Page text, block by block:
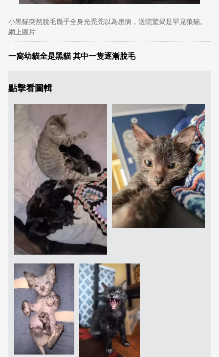
小黑貓突然脫毛幾乎全身光禿禿以為患病，送院驚揭是罕見狼貓。
網上圖片
一窩幼貓全是黑貓 其中一隻逐漸脫毛
點擊看圖輯